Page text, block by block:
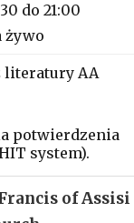
do 21:00
żywo
literatury AA
potwierdzenia
system).
of Assisi